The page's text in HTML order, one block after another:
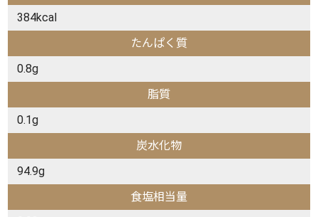
384kcal
たんぱく質
0.8g
脂質
0.1g
炭水化物
94.9g
食塩相当量